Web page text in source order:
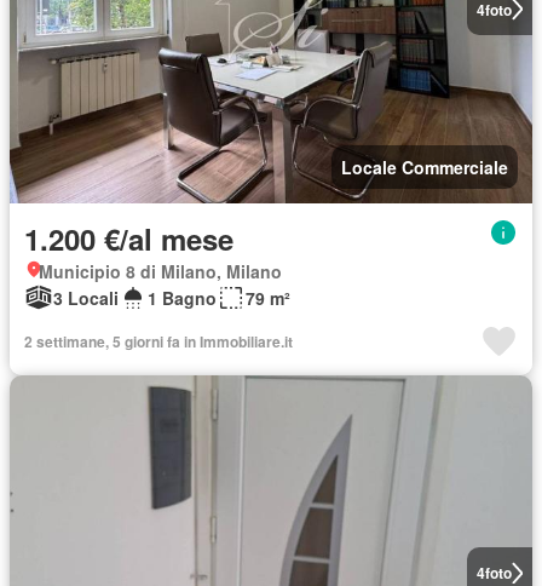
4foto
Locale Commerciale
1.200 €/al mese
Municipio 8 di Milano, Milano
3 Locali
1 Bagno 79 m²
2 settimane, 5 giorni fa in Immobiliare.it
4foto